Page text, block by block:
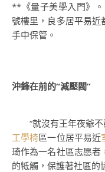
**《量子美學入門》
號樓里，良多居平易近
手中保管。
沖鋒在前的“減壓閥”
“就沒有王年夜爺
工學椅區一位居平易近
琦作為一名社區志愿者
的牴觸，保護著社區的